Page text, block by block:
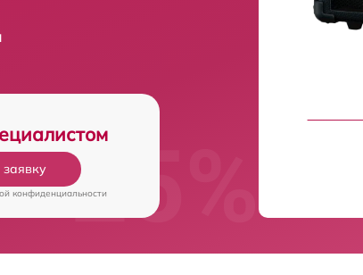
заявку
конфиденциальности